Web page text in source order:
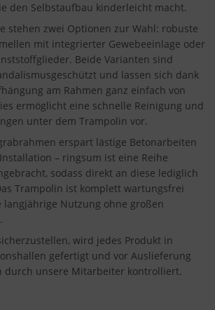
den Selbstaufbau kinderleicht macht.
stehen zwei Optionen zur Wahl: robuste
mit integrierter Gewebeeinlage oder
Beide Varianten sind
und lassen sich dank
am Rahmen ganz einfach von
ermöglicht eine schnelle Reinigung und
unter dem Trampolin vor.
erspart lästige Betonarbeiten
– ringsum ist eine Reihe
sodass direkt an diese lediglich
Trampolin ist komplett wartungsfrei
langjährige Nutzung ohne großen
wird jedes Produkt in
gefertigt und vor Auslieferung
durch unsere Mitarbeiter kontrolliert.